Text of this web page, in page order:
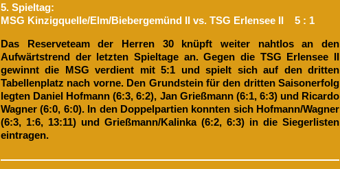
5. Spieltag:
MSG Kinzigquelle/Elm/Biebergemünd II vs. TSG Erlensee II 5 : 1
Das Reserveteam der Herren 30 knüpft weiter nahtlos an den
Aufwärtstrend der letzten Spieltage an. Gegen die TSG Erlensee II
gewinnt die MSG verdient mit 5:1 und spielt sich auf den dritten
Tabellenplatz nach vorne. Den Grundstein für den dritten Saisonerfolg
legten Daniel Hofmann (6:3, 6:2), Jan Grießmann (6:1, 6:3) und Ricardo
Wagner (6:0, 6:0). In den Doppelpartien konnten sich Hofmann/Wagner
(6:3, 1:6, 13:11) und Grießmann/Kalinka (6:2, 6:3) in die Siegerlisten
eintragen.